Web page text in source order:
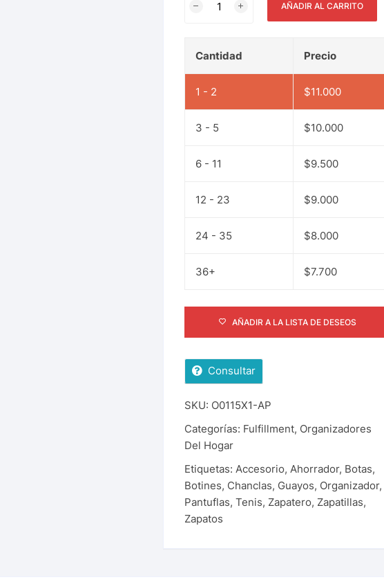
AÑADIR AL CARRITO
Cantidad Precio
1 - 2 $11.000
3 - 5 $10.000
6 - 11 $9.500
12 - 23 $9.000
24 - 35 $8.000
36+ $7.700
AÑADIR A LA LISTA DE DESEOS
Consultar
SKU: O0115X1-AP
Categorías: Fulfillment, Organizadores
Del Hogar
Etiquetas: Accesorio, Ahorrador, Botas,
Botines, Chanclas, Guayos, Organizador,
Pantuflas, Tenis, Zapatero, Zapatillas,
Zapatos